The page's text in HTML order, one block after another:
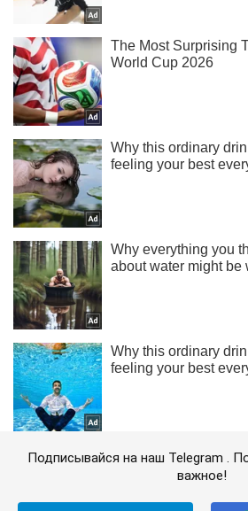
Подписывайся на наш Telegram .
важное!